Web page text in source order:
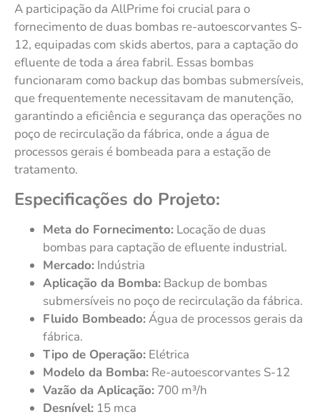
A participação da AllPrime foi crucial para o
fornecimento de duas bombas re-autoescorvantes S-
12, equipadas com skids abertos, para a captação do
efluente de toda a área fabril. Essas bombas
funcionaram como backup das bombas submersíveis,
que frequentemente necessitavam de manutenção,
garantindo a eficiência e segurança das operações no
poço de recirculação da fábrica, onde a água de
processos gerais é bombeada para a estação de
tratamento.
Especificações do Projeto:
Meta do Fornecimento: Locação de duas
bombas para captação de efluente industrial.
Mercado: Indústria
Aplicação da Bomba: Backup de bombas
submersíveis no poço de recirculação da fábrica.
Fluido Bombeado:Água de processos gerais da
fábrica.
Tipo de Operação: Elétrica
Modelo da Bomba: Re-autoescorvantes S-12
Vazão da Aplicação: 700 m³/h
Desnível: 15 mca